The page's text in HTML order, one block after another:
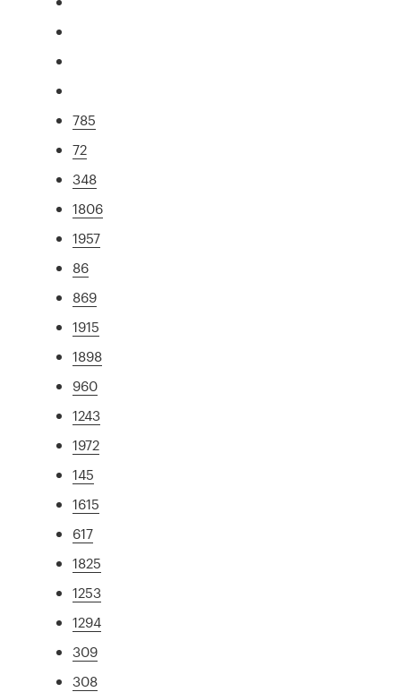
785
72
348
1806
1957
86
869
1915
1898
960
1243
1972
145
1615
617
1825
1253
1294
309
308